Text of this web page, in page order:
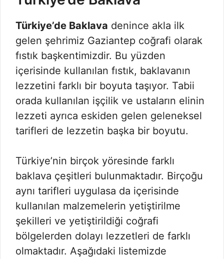
Türkiye’de Baklava denince akla ilk
gelen şehrimiz Gaziantep coğrafi olarak
fıstık başkentimizdir. Bu yüzden
içerisinde kullanılan fıstık, baklavanın
lezzetini farklı bir boyuta taşıyor. Tabii
orada kullanılan işçilik ve ustaların elinin
lezzeti ayrıca eskiden gelen geleneksel
tarifleri de lezzetin başka bir boyutu.
Türkiye’nin birçok yöresinde farklı
baklava çeşitleri bulunmaktadır. Birçoğu
aynı tarifleri uygulasa da içerisinde
kullanılan malzemelerin yetiştirilme
şekilleri ve yetiştirildiği coğrafi
bölgelerden dolayı lezzetleri de farklı
olmaktadır. Aşağıdaki listemizde